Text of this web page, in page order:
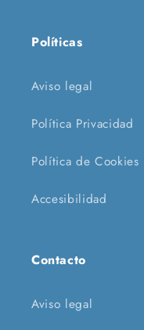
Políticas
Aviso legal
Política Privacidad
Política de Cookies
Accesibilidad
Contacto
Aviso legal